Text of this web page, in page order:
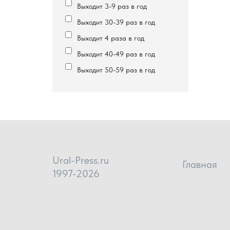
Выходит 3-9 раз в год
Выходит 30-39 раз в год
Выходит 4 раза в год
Выходит 40-49 раз в год
Выходит 50-59 раз в год
Ural-Press.ru
1997-2026
Главная